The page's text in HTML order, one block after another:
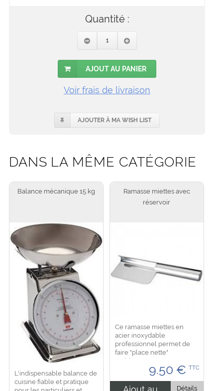
Quantité :
AJOUT AU PANIER
Voir frais de livraison
AJOUTER À MA WISH LIST
DANS LA MÊME CATÉGORIE
Balance mécanique 15 kg
L'indispensable balance de
cuisine fiable et pratique
Ramasse miettes avec
réservoir
Ce ramasse miettes en
acier inoxydable
professionnel permet de
faire "place nette"
rapidement , assurant entre
chaque plat une belle
présentation de votre table
et le confort de vos
9.50 € TTC
Détails